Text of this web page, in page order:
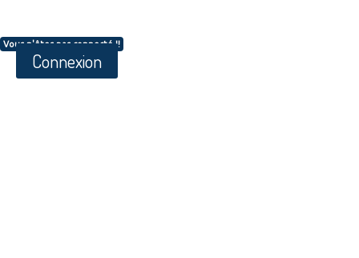
Vous n'êtes pas connecté !!
Connexion